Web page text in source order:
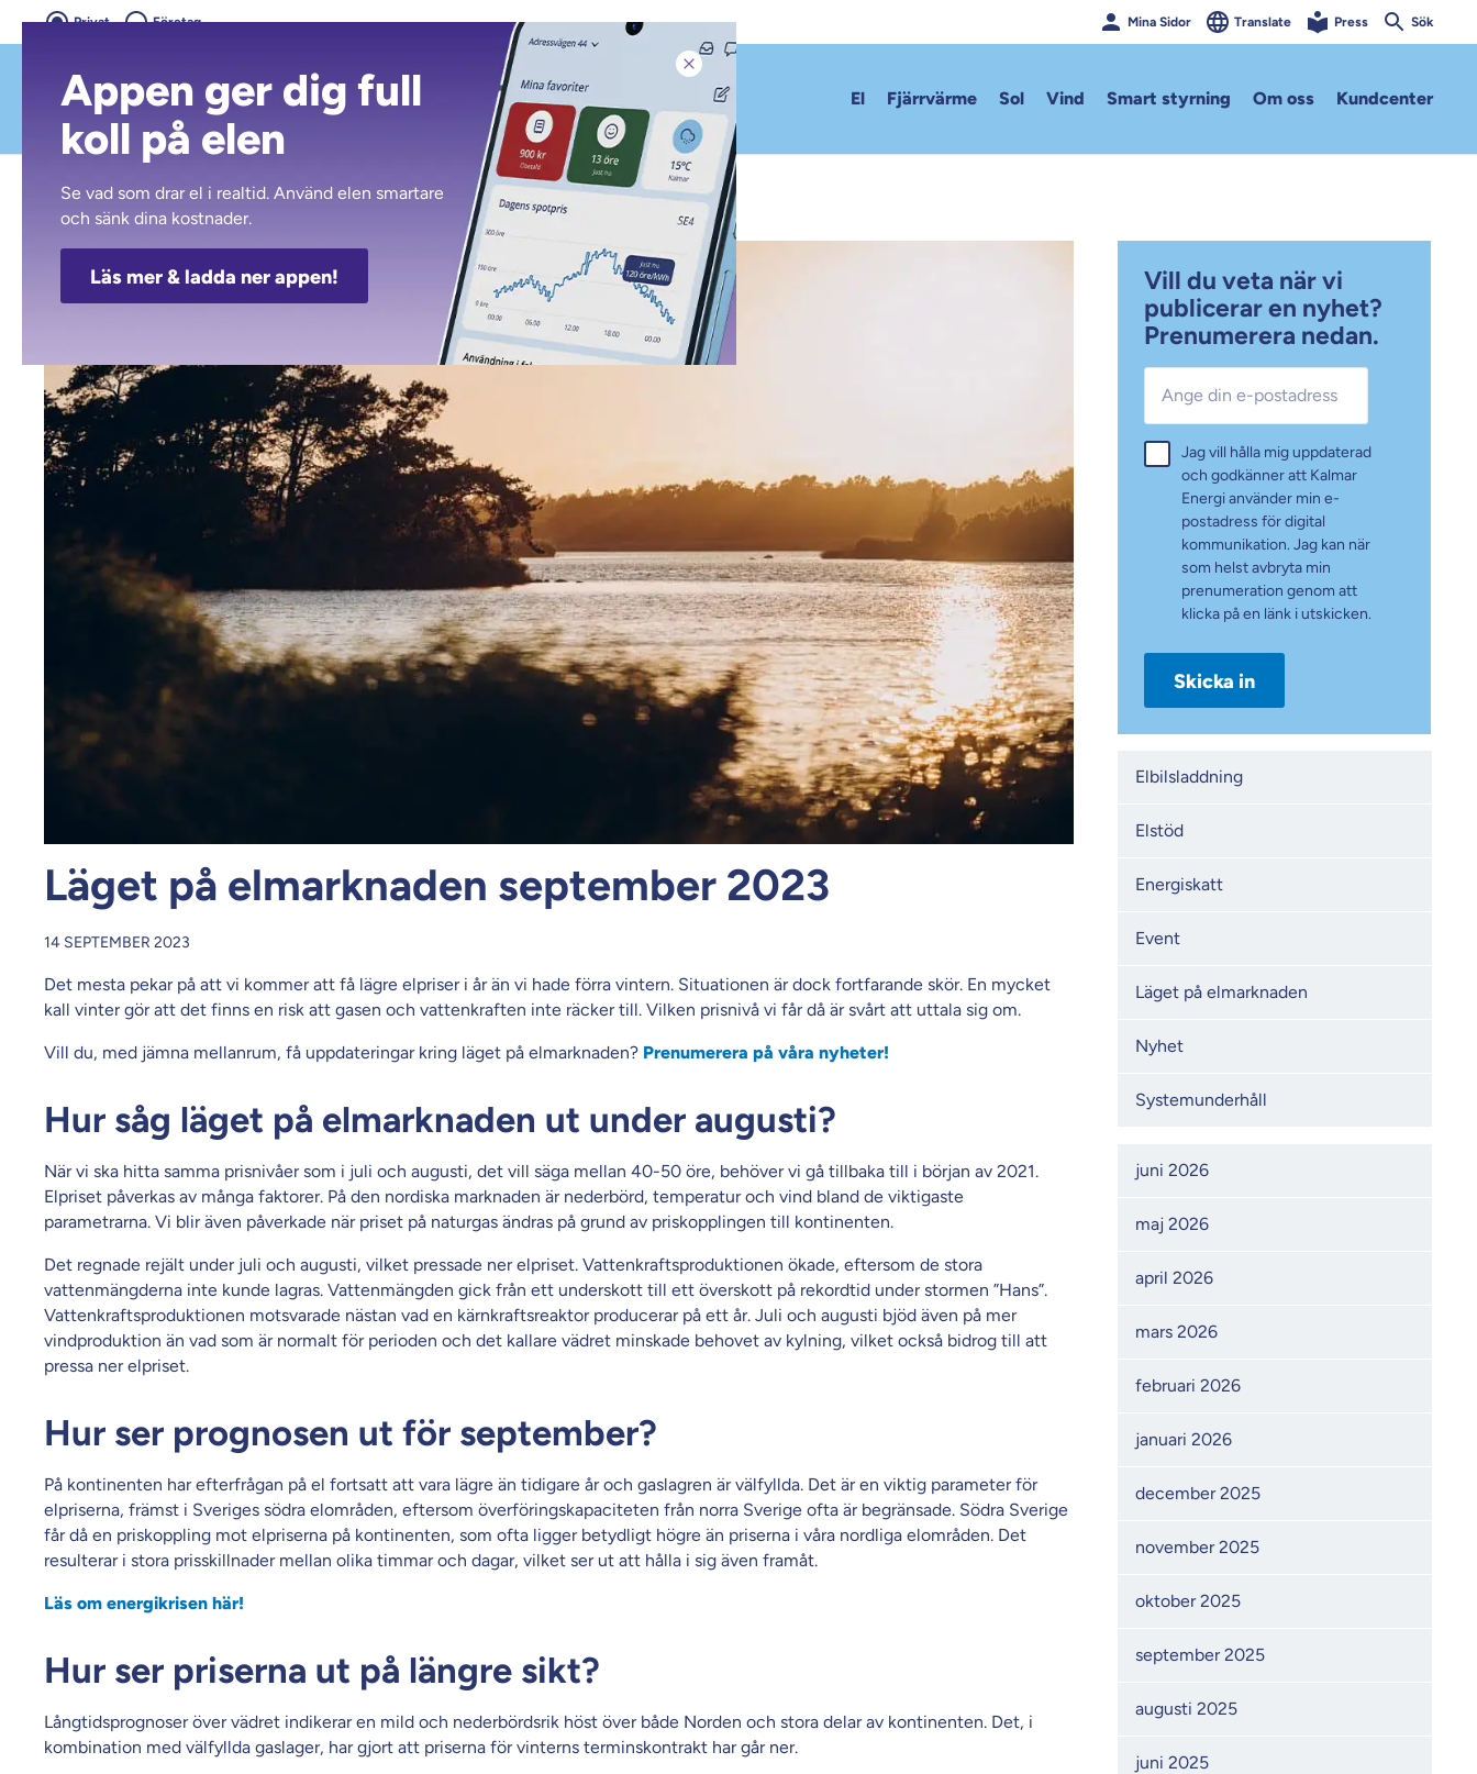
Privat Företag Mina Sidor Translate Press Sök
El Fjärrvärme Sol Vind Smart styrning Om oss Kundcenter
Läget på elmarknaden september 2023
14 SEPTEMBER 2023
Det mesta pekar på att vi kommer att få lägre elpriser i år än vi hade förra vintern. Situationen är dock fortfarande skör. En mycket
kall vinter gör att det finns en risk att gasen och vattenkraften inte räcker till. Vilken prisnivå vi får då är svårt att uttala sig om.
Vill du, med jämna mellanrum, få uppdateringar kring läget på elmarknaden? Prenumerera på våra nyheter!
Hur såg läget på elmarknaden ut under augusti?
När vi ska hitta samma prisnivåer som i juli och augusti, det vill säga mellan 40-50 öre, behöver vi gå tillbaka till i början av 2021.
Elpriset påverkas av många faktorer. På den nordiska marknaden är nederbörd, temperatur och vind bland de viktigaste
parametrarna. Vi blir även påverkade när priset på naturgas ändras på grund av priskopplingen till kontinenten.
Det regnade rejält under juli och augusti, vilket pressade ner elpriset. Vattenkraftsproduktionen ökade, eftersom de stora
vattenmängderna inte kunde lagras. Vattenmängden gick från ett underskott till ett överskott på rekordtid under stormen ”Hans”.
Vattenkraftsproduktionen motsvarade nästan vad en kärnkraftsreaktor producerar på ett år. Juli och augusti bjöd även på mer
vindproduktion än vad som är normalt för perioden och det kallare vädret minskade behovet av kylning, vilket också bidrog till att
pressa ner elpriset.
Hur ser prognosen ut för september?
På kontinenten har efterfrågan på el fortsatt att vara lägre än tidigare år och gaslagren är välfyllda. Det är en viktig parameter för
elpriserna, främst i Sveriges södra elområden, eftersom överföringskapaciteten från norra Sverige ofta är begränsade. Södra Sverige
får då en priskoppling mot elpriserna på kontinenten, som ofta ligger betydligt högre än priserna i våra nordliga elområden. Det
resulterar i stora prisskillnader mellan olika timmar och dagar, vilket ser ut att hålla i sig även framåt.
Läs om energikrisen här!
Hur ser priserna ut på längre sikt?
Långtidsprognoser över vädret indikerar en mild och nederbördsrik höst över både Norden och stora delar av kontinenten. Det, i
kombination med välfyllda gaslager, har gjort att priserna för vinterns terminskontrakt har går ner.
Vill du veta när vi
publicerar en nyhet?
Prenumerera nedan.
Samtycke *
Jag vill hålla mig uppdaterad
och godkänner att Kalmar
Energi använder min e-
postadress för digital
kommunikation. Jag kan när
som helst avbryta min
prenumeration genom att
klicka på en länk i utskicken.
Elbilsladdning
Elstöd
Energiskatt
Event
Läget på elmarknaden
Nyhet
Systemunderhåll
juni 2026
maj 2026
april 2026
mars 2026
februari 2026
januari 2026
december 2025
november 2025
oktober 2025
september 2025
augusti 2025
juni 2025
Stäng pop-up
Appen ger dig full
koll på elen
Se vad som drar el i realtid. Använd elen smartare
och sänk dina kostnader.
Läs mer & ladda ner appen!